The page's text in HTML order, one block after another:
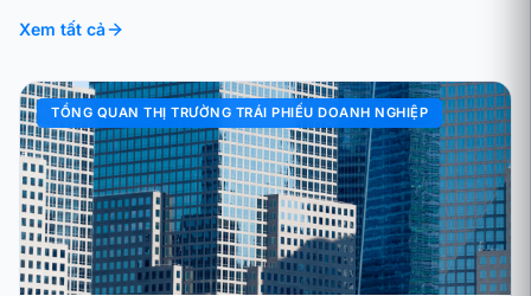
Xem tất cả
TỔNG QUAN THỊ TRƯỜNG TRÁI PHIẾU DOANH NGHIỆP